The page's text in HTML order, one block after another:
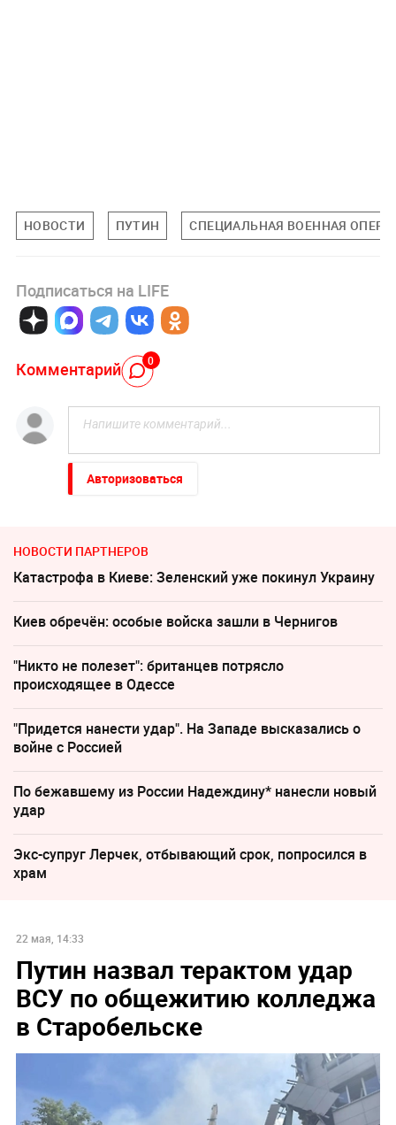
НОВОСТИ ПУТИН СПЕЦИАЛЬНАЯ ВОЕННАЯ
Подписаться на LIFE
Комментарий 0
Авторизоваться
НОВОСТИ ПАРТНЕРОВ
Катастрофа в Киеве: Зеленский уже покинул Украину
Киев обречён: особые войска зашли в Чернигов
"Никто не полезет": британцев потрясло
происходящее в Одессе
"Придется нанести удар". На Западе высказались о
войне с Россией
По бежавшему из России Надеждину* нанесли новый
удар
Экс-супруг Лерчек, отбывающий срок, попросился в
храм
22 мая, 14:33
Путин назвал терактом удар
ВСУ по общежитию колледжа
в Старобельске